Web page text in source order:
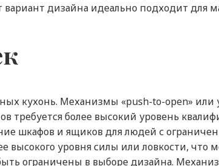
дизайна идеально подходит для
кухонь. Механизмы «push-to-open»
требуется более высокий уровень
шкафов и ящиков для людей с
высокого уровня силы или ловкости,
ограничены в выборе дизайна.